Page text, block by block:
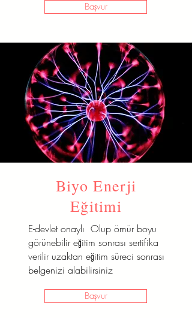
Başvur
Biyo Enerji
Eğitimi
E-devlet onaylı Olup ömür boyu
görünebilir eğitim sonrası sertifika
verilir uzaktan eğitim süreci sonrası
belgenizi alabilirsiniz
Başvur